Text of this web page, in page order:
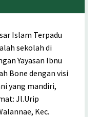
Islam Terpadu
sekolah di
Yayasan Ibnu
Bone dengan visi
yang mandiri,
Jl.Urip
Kec.